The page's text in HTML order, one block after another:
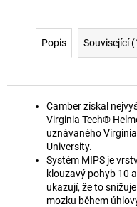
Popis Související
Camber získal
Virginia Tech®
uznávaného
University.
Systém MIPS je
klouzavý pohyb 10
ukazují, že to
mozku během